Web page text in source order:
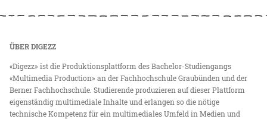
ÜBER DIGEZZ
«Digezz» ist die Produktionsplattform des Bachelor-Studiengangs
«Multimedia Production» an der Fachhochschule Graubünden und der
Berner Fachhochschule. Studierende produzieren auf dieser Plattform
eigenständig multimediale Inhalte und erlangen so die nötige
technische Kompetenz für ein multimediales Umfeld in Medien und